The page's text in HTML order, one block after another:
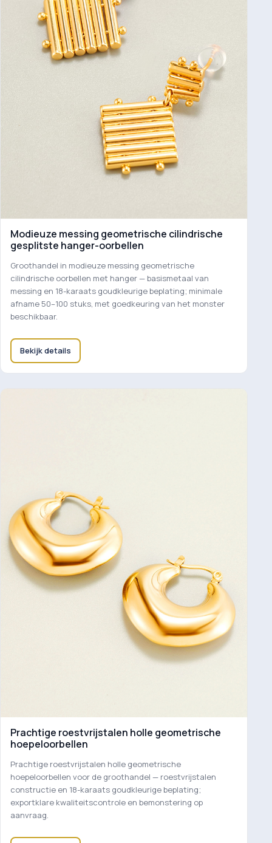
Modieuze messing geometrische cilindrische
gesplitste hanger-oorbellen
Groothandel in modieuze messing geometrische
cilindrische oorbellen met hanger — basismetaal van
messing en 18-karaats goudkleurige beplating; minimale
afname 50–100 stuks, met goedkeuring van het monster
beschikbaar.
Bekijk details
Prachtige roestvrijstalen holle geometrische
hoepeloorbellen
Prachtige roestvrijstalen holle geometrische
hoepeloorbellen voor de groothandel — roestvrijstalen
constructie en 18-karaats goudkleurige beplating;
exportklare kwaliteitscontrole en bemonstering op
aanvraag.